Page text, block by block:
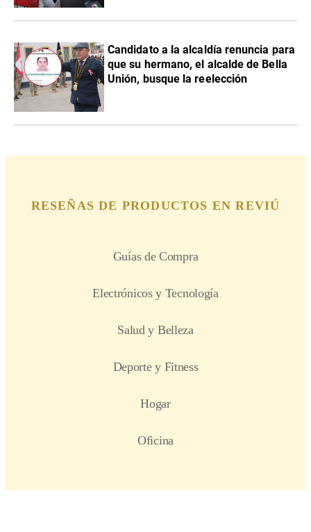
Candidato a la alcaldía renuncia para
que su hermano, el alcalde de Bella
Unión, busque la reelección